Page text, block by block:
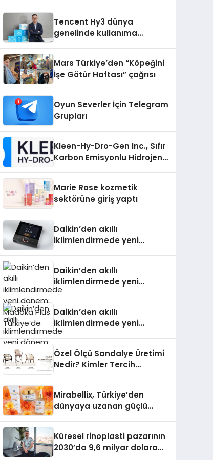
Tencent Hy3 dünya
genelinde kullanıma
Mars Türkiye’den “Köpeğini
İşe Götür Haftası” çağrısı
Oyun Severler İçin Telegram
Grupları
Kleen-Hy-Dro-Gen Inc., Sıfır
Karbon Emisyonlu Hidrojen
Aldı
Marie Rose kozmetik
sektörüne giriş yaptı
Daikin’den akıllı
iklimlendirmede yeni
Daikin’den akıllı
iklimlendirmede yeni
dönem: Madoka Plus
Daikin’den akıllı
iklimlendirmede yeni
dönem: Madoka Plus
Özel Ölçü Sandalye Üretimi
Nedir? Kimler Tercih
Mirabellix, Türkiye’den
dünyaya uzanan güçlü
Küresel rinoplasti pazarının
2030’da 9,6 milyar dolara